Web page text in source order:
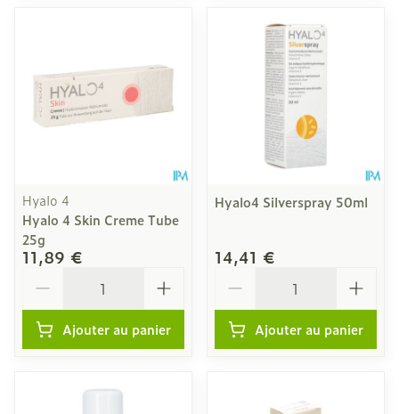
Hyalo 4
Hyalo 4 Skin Creme Tube
25g
11,89 €
Ajouter au panier
Hyalo4 Silverspray 50ml
14,41 €
Ajouter au panier